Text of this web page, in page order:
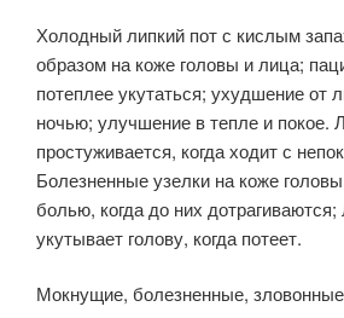
Холодный липкий пот с кислым
образом на коже головы и лица;
потеплее укутаться; ухудшение от
ночью; улучшение в тепле и покое.
простуживается, когда ходит с
Болезненные узелки на коже
болью, когда до них
укутывает голову, когда потеет.
Мокнущие, болезненные, зловонные